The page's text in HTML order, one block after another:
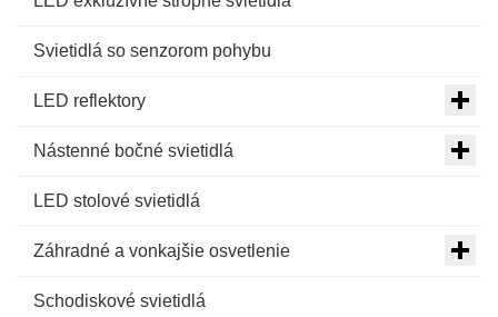
Svietidlá so senzorom pohybu
LED reflektory
Nástenné bočné svietidlá
LED stolové svietidlá
Záhradné a vonkajšie osvetlenie
Schodiskové svietidlá